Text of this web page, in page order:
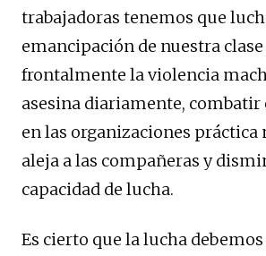
trabajadoras tenemos que
emancipación de nuestra
frontalmente la violencia
asesina diariamente,
en las organizaciones práctica
aleja a las compañeras y
capacidad de lucha.
Es cierto que la lucha